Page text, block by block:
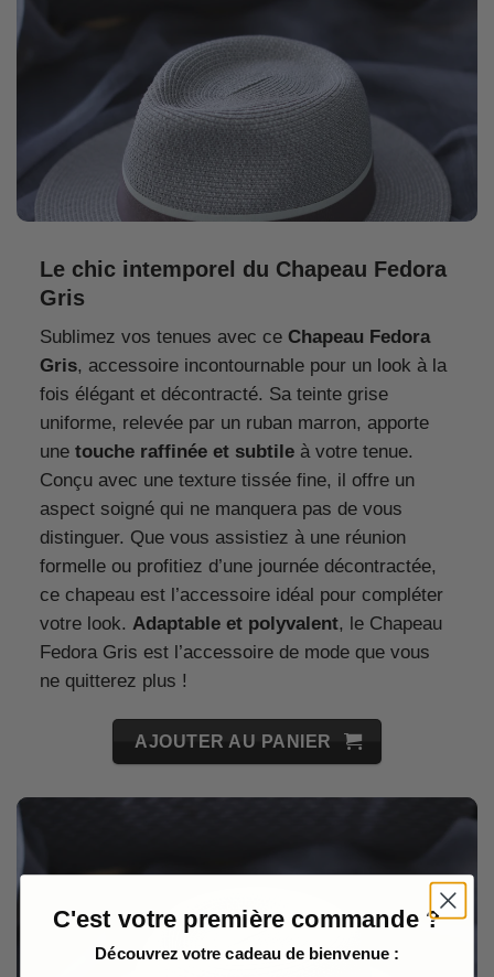
Le chic intemporel du Chapeau Fedora
Gris
Sublimez vos tenues avec ce Chapeau Fedora
Gris, accessoire incontournable pour un look à la
fois élégant et décontracté. Sa teinte grise
uniforme, relevée par un ruban marron, apporte
une touche raffinée et subtileà votre tenue.
Conçu avec une texture tissée fine, il offre un
aspect soigné qui ne manquera pas de vous
distinguer. Que vous assistiez à une réunion
formelle ou profitiez d’une journée décontractée,
ce chapeau est l’accessoire idéal pour compléter
votre look. Adaptable et polyvalent, le Chapeau
Fedora Gris est l’accessoire de mode que vous
ne quitterez plus !
AJOUTER AU PANIER
C'est votre première commande ?
Découvrez votre cadeau de bienvenue :